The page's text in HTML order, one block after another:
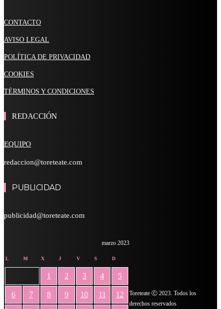
CONTACTO
AVISO LEGAL
POLÍTICA DE PRIVACIDAD
COOKIES
TÉRMINOS Y CONDICIONES
REDACCIÓN
EQUIPO
redaccion@toreteate.com
PUBLICIDAD
publicidad@toreteate.com
marzo 2023
L M X J V S D
1 2 3 4 5
6 7 8 9 10 11 12
Toreteate Ⓒ 2023. Todos los
derechos reservados